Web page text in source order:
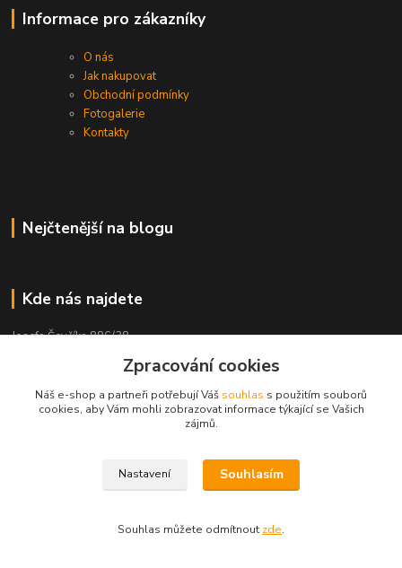
Informace pro zákazníky
O nás
Jak nakupovat
Obchodní podmínky
Fotogalerie
Kontakty
Nejčtenější na blogu
Kde nás najdete
Josefa Ševčíka 886/38
Kateřina Hlavová
+420 725 078 347
Zpracování cookies
Náš e-shop a partneři potřebují Váš souhlas s použitím souborů
cookies, aby Vám mohli zobrazovat informace týkající se Vašich
zájmů.
Nastavení Souhlasím
Souhlas můžete odmítnout zde.